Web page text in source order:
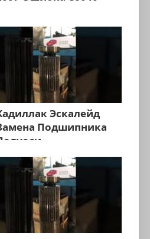
Эскалейд
Подшипника